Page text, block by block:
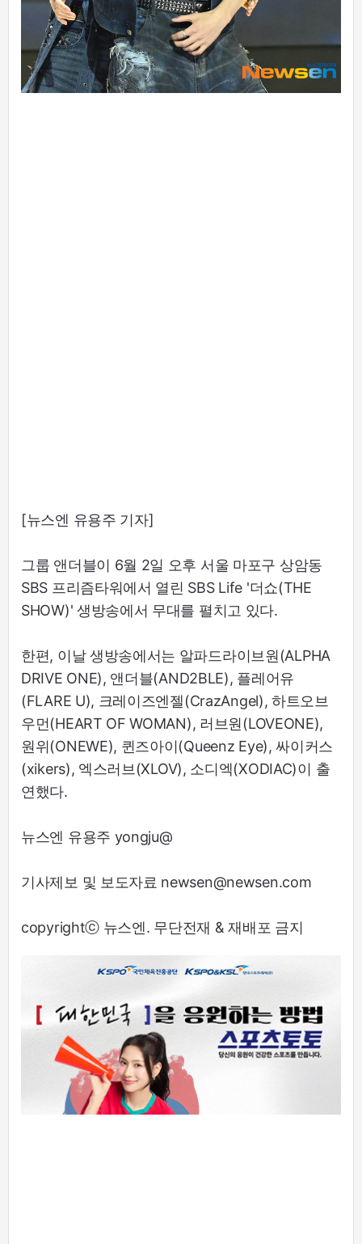
[뉴스엔 유용주 기자]
그룹 앤더블이 6월 2일 오후 서울 마포구 상암동
SBS 프리즘타워에서 열린 SBS Life '더쇼(THE
SHOW)' 생방송에서 무대를 펼치고 있다.
한편, 이날 생방송에서는 알파드라이브원(ALPHA
DRIVE ONE), 앤더블(AND2BLE), 플레어유
(FLARE U), 크레이즈엔젤(CrazAngel), 하트오브
우먼(HEART OF WOMAN), 러브원(LOVEONE),
원위(ONEWE), 퀸즈아이(Queenz Eye), 싸이커스
(xikers), 엑스러브(XLOV), 소디엑(XODIAC)이 출
연했다.
뉴스엔 유용주 yongju@
기사제보 및 보도자료 newsen@newsen.com
copyrightⓒ 뉴스엔. 무단전재 & 재배포 금지